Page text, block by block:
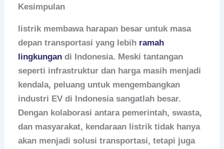
Kesimpulan
listrik membawa harapan besar untuk masa
depan transportasi yang lebih ramah
lingkungan di Indonesia. Meski tantangan
seperti infrastruktur dan harga masih menjadi
kendala, peluang untuk mengembangkan
industri EV di Indonesia sangatlah besar.
Dengan kolaborasi antara pemerintah, swasta,
dan masyarakat, kendaraan listrik tidak hanya
akan menjadi solusi transportasi, tetapi juga